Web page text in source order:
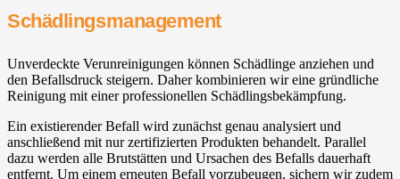
Schädlingsmanagement
Unverdeckte Verunreinigungen können Schädlinge anziehen und
den Befallsdruck steigern. Daher kombinieren wir eine gründliche
Reinigung mit einer professionellen Schädlingsbekämpfung.
Ein existierender Befall wird zunächst genau analysiert und
anschließend mit nur zertifizierten Produkten behandelt. Parallel
dazu werden alle Brutstätten und Ursachen des Befalls dauerhaft
entfernt. Um einem erneuten Befall vorzubeugen, sichern wir zudem